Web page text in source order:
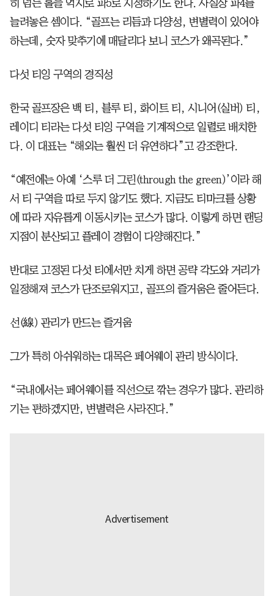
히 넘는 홀을 억지로 파5로 지정하기도 한다. 사실상 파4를
늘려놓은 셈이다. “골프는 리듬과 다양성, 변별력이 있어야
하는데, 숫자 맞추기에 매달리다 보니 코스가 왜곡된다.”
다섯 티잉 구역의 경직성
한국 골프장은 백 티, 블루 티, 화이트 티, 시니어(실버) 티,
레이디 티라는 다섯 티잉 구역을 기계적으로 일렬로 배치한
다. 이 대표는 “해외는 훨씬 더 유연하다”고 강조한다.
“예전에는 아예 ‘스루 더 그린(through the green)’이라 해
서 티 구역을 따로 두지 않기도 했다. 지금도 티마크를 상황
에 따라 자유롭게 이동시키는 코스가 많다. 이렇게 하면 랜딩
지점이 분산되고 플레이 경험이 다양해진다.”
반대로 고정된 다섯 티에서만 치게 하면 공략 각도와 거리가
일정해져 코스가 단조로워지고, 골프의 즐거움은 줄어든다.
선(線) 관리가 만드는 즐거움
그가 특히 아쉬워하는 대목은 페어웨이 관리 방식이다.
“국내에서는 페어웨이를 직선으로 깎는 경우가 많다. 관리하
기는 편하겠지만, 변별력은 사라진다.”